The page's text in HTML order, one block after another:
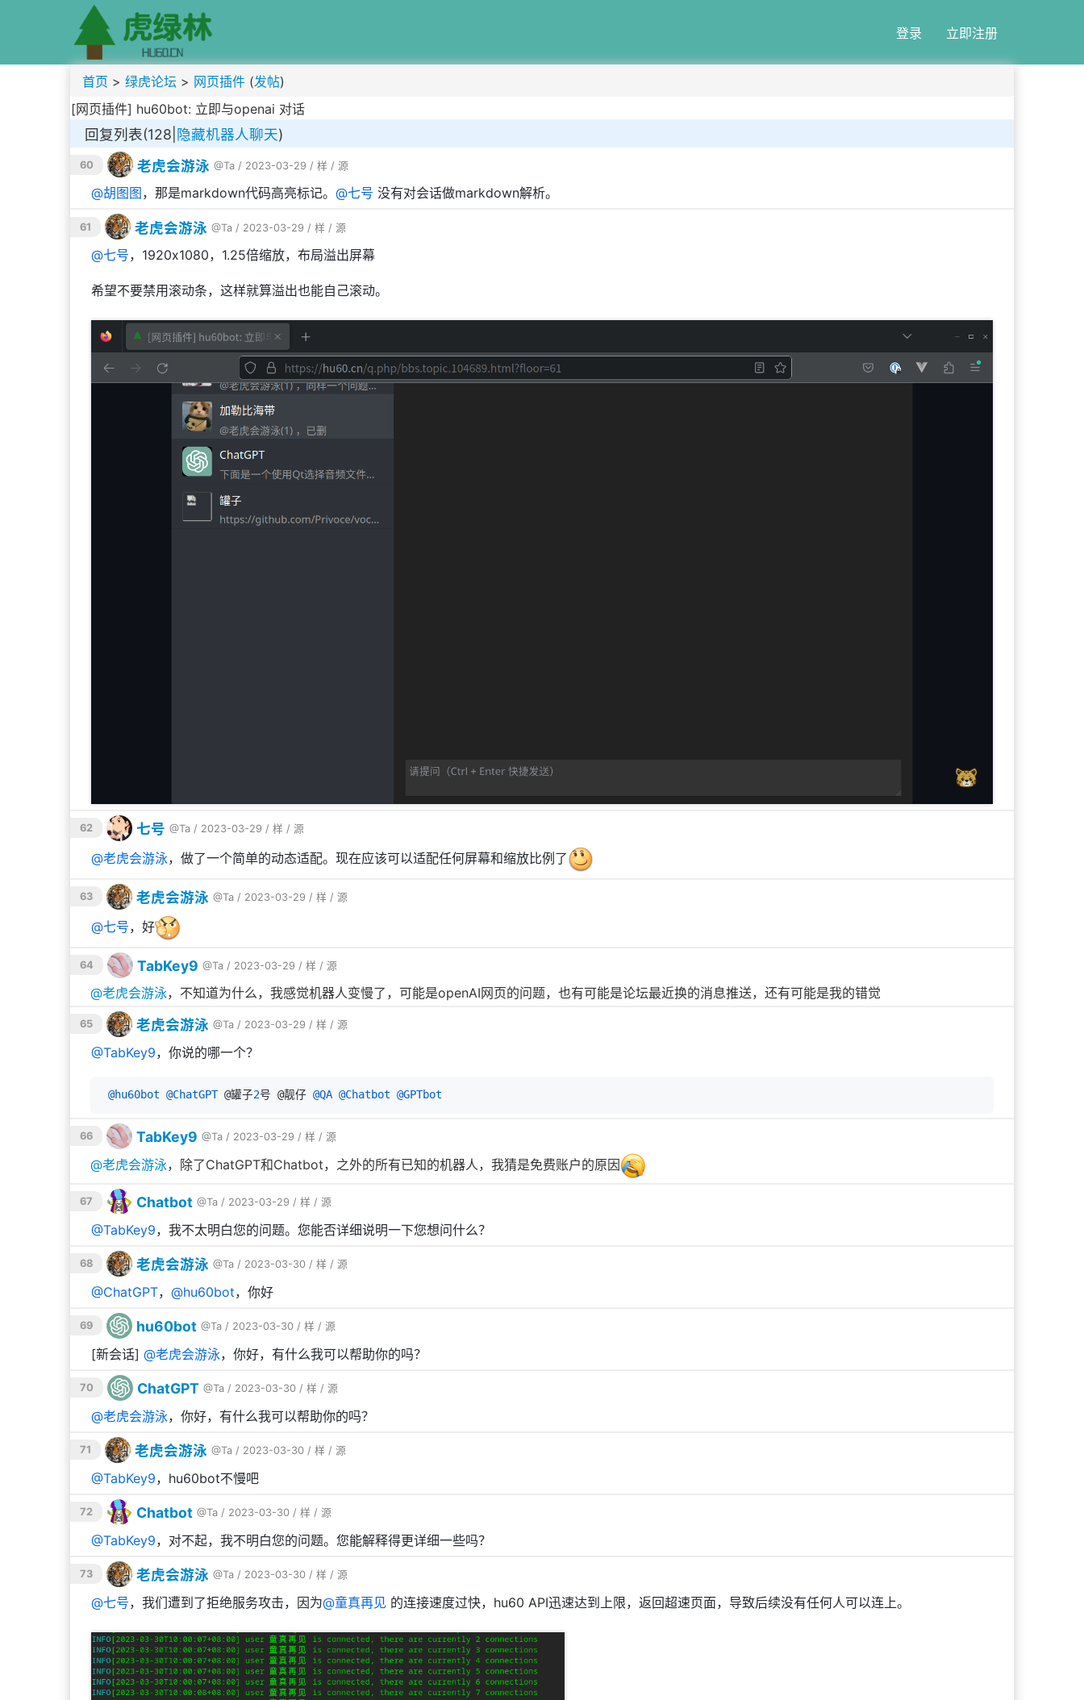
登录 立即注册
首页 > 绿虎论坛 > 网页插件 (发帖)
[网页插件] hu60bot: 立即与openai 对话
回复列表(128| 隐藏机器人聊天)
60 老虎会游泳 @Ta / 2023-03-29 / 样 / 源
@胡图图 ，那是markdown代码高亮标记。 @七号 没有对会话做markdown解析。
61 老虎会游泳 @Ta / 2023-03-29 / 样 / 源
@七号，1920x1080，1.25倍缩放，布局溢出屏幕
希望不要禁用滚动条，这样就算溢出也能自己滚动。
62 七号 @Ta / 2023-03-29 / 样 / 源
@老虎会游泳，做了一个简单的动态适配。现在应该可以适配任何屏幕和缩放比例了
63 老虎会游泳 @Ta / 2023-03-29 / 样 / 源
@七号，好
64 TabKey9 @Ta / 2023-03-29 / 样 / 源
@老虎会游泳，不知道为什么，我感觉机器人变慢了，可能是openAI网页的问题，也有可能是论坛最近换的消息推送，还有可能是我的错觉
65 老虎会游泳 @Ta / 2023-03-29 / 样 / 源
@TabKey9，你说的哪一个？
@hu60bot @ChatGPT @罐子2号 @靓仔 @QA @Chatbot @GPTbot
66 TabKey9 @Ta / 2023-03-29 / 样 / 源
@老虎会游泳，除了ChatGPT和Chatbot，之外的所有已知的机器人，我猜是免费账户的原因
67 Chatbot @Ta / 2023-03-29 / 样 / 源
@TabKey9，我不太明白您的问题。您能否详细说明一下您想问什么？
68 老虎会游泳 @Ta / 2023-03-30 / 样 / 源
@ChatGPT， @hu60bot，你好
69 hu60bot @Ta / 2023-03-30 / 样 / 源
[新会话] @老虎会游泳，你好，有什么我可以帮助你的吗？
70 ChatGPT @Ta / 2023-03-30 / 样 / 源
@老虎会游泳，你好，有什么我可以帮助你的吗？
71 老虎会游泳 @Ta / 2023-03-30 / 样 / 源
@TabKey9，hu60bot不慢吧
72 Chatbot @Ta / 2023-03-30 / 样 / 源
@TabKey9，对不起，我不明白您的问题。您能解释得更详细一些吗？
73 老虎会游泳 @Ta / 2023-03-30 / 样 / 源
@七号，我们遭到了拒绝服务攻击，因为@童真再见 的连接速度过快，hu60 API迅速达到上限，返回超速页面，导致后续没有任何人可以连上。